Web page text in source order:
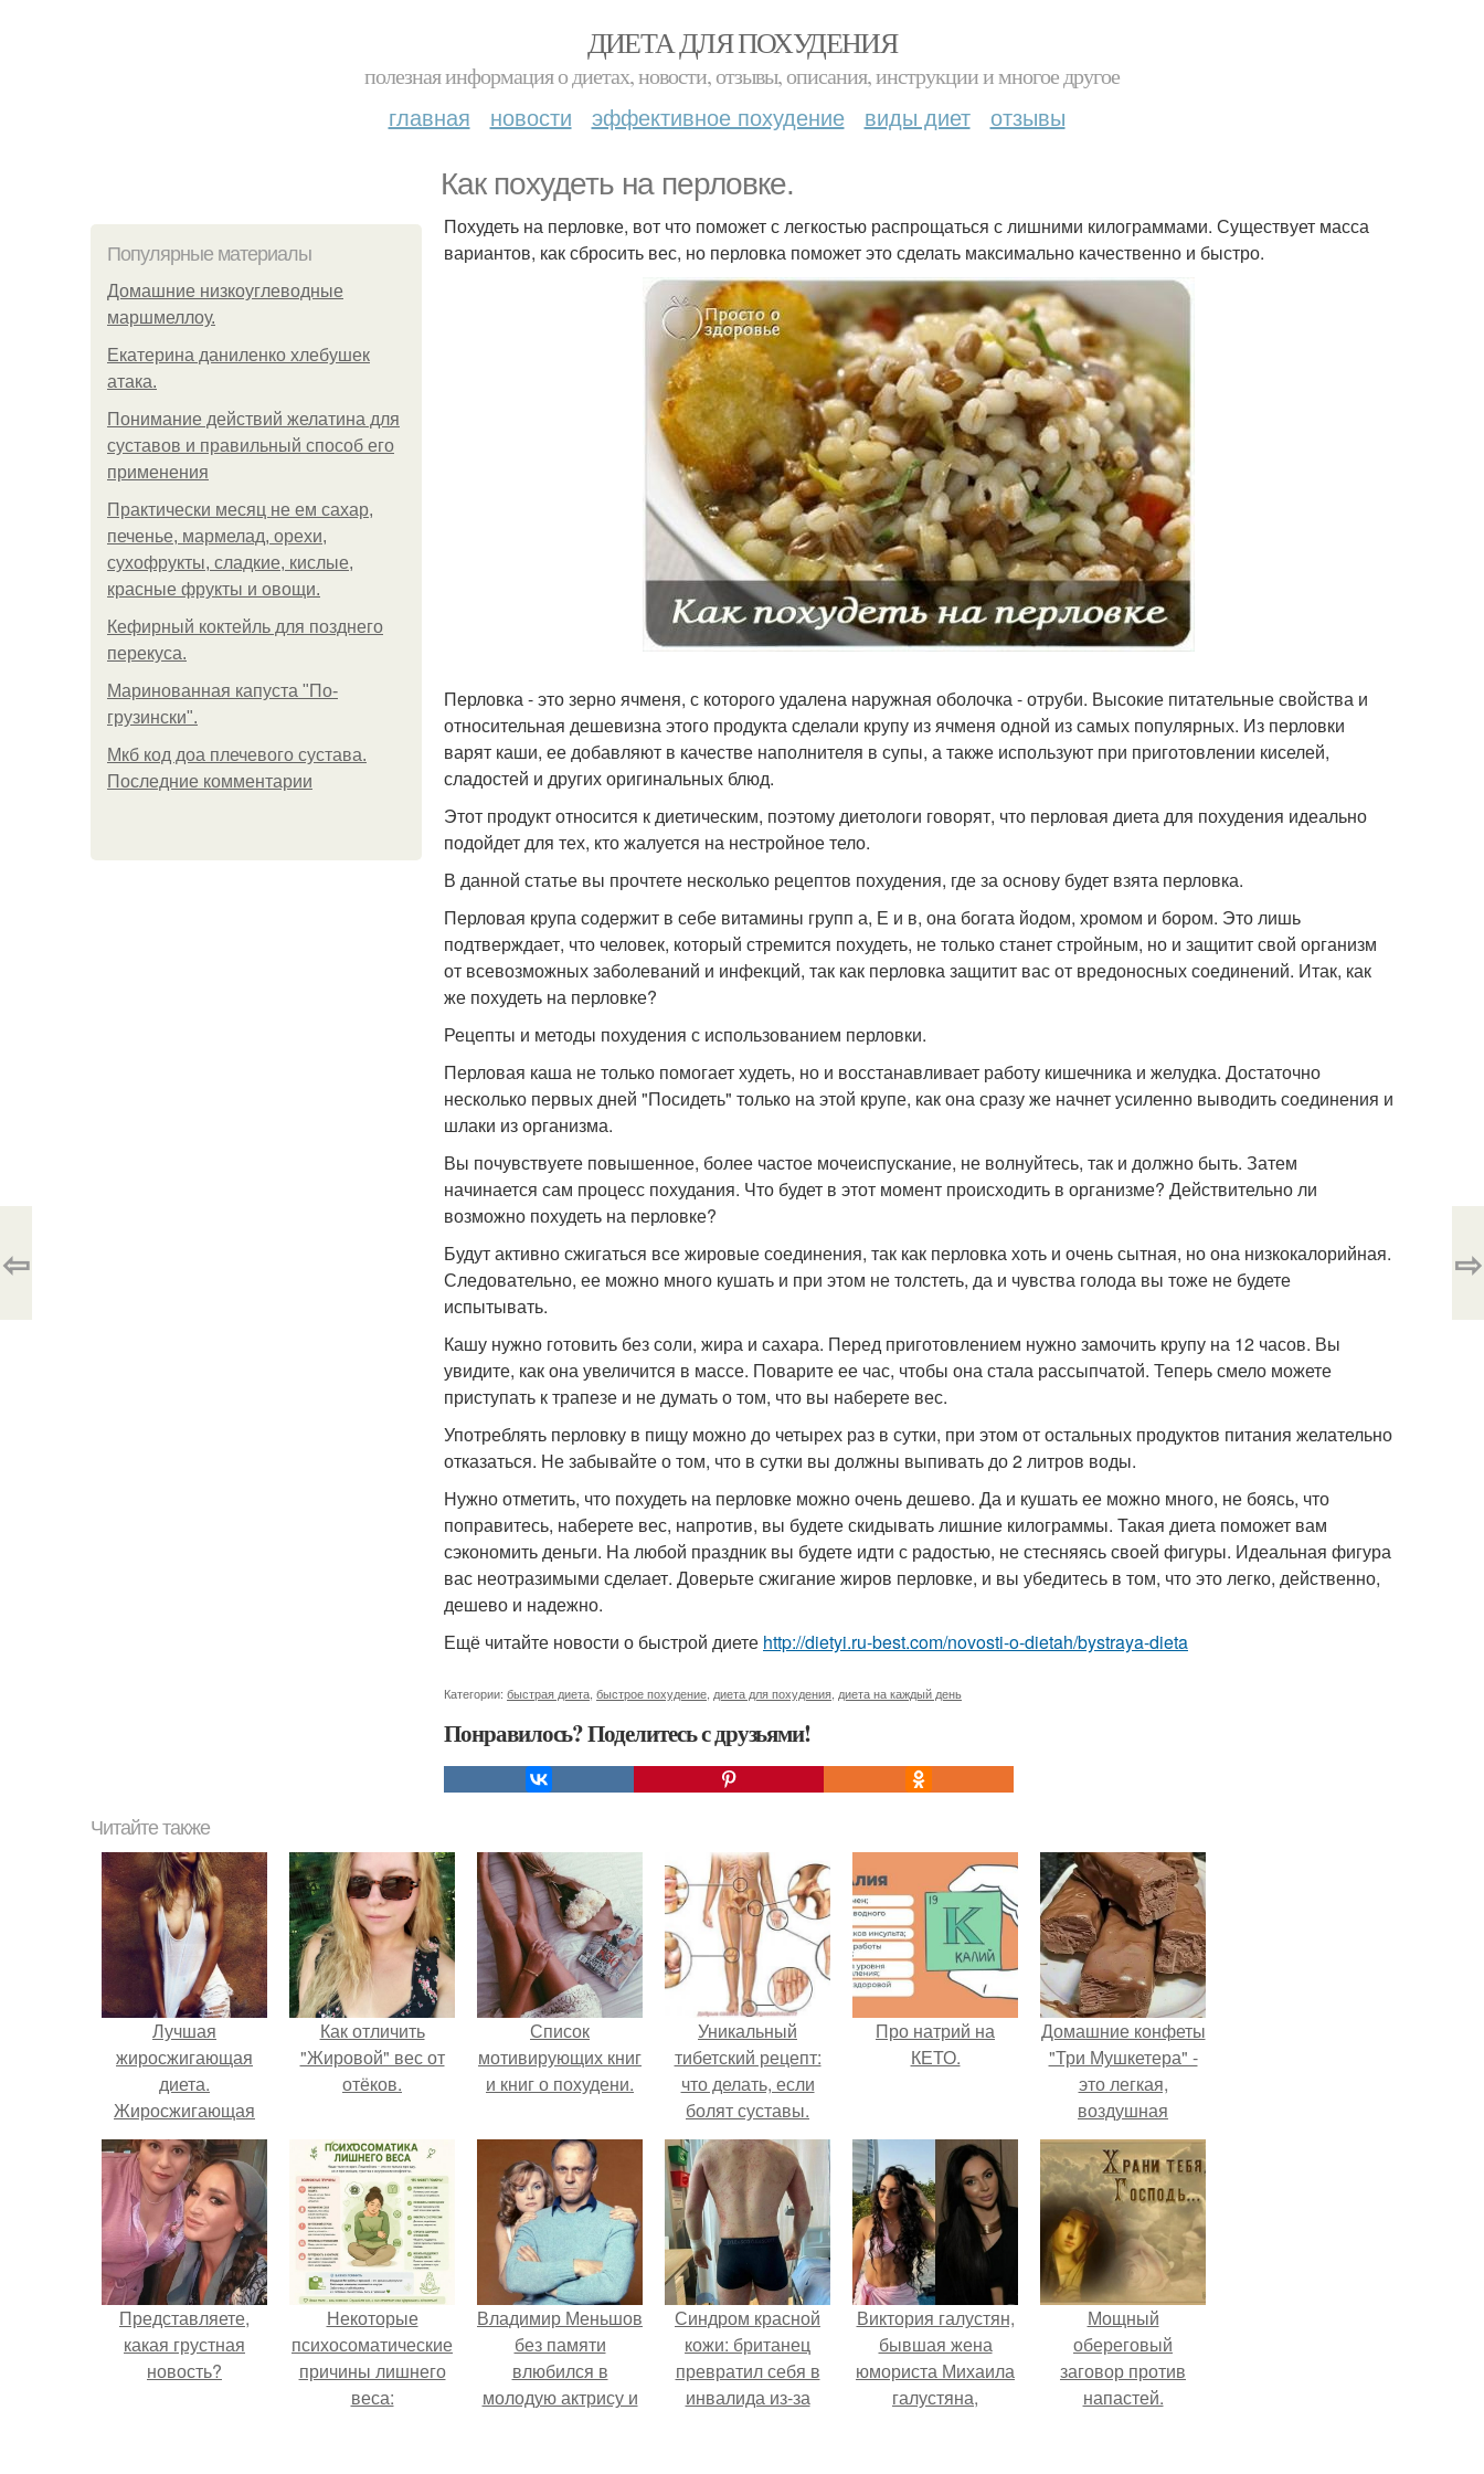
ДИЕТА ДЛЯ ПОХУДЕНИЯ
полезная информация о диетах, новости, отзывы, описания, инструкции и многое другое
главная новости эффективное похудение виды диет отзывы
Как похудеть на перловке.
Популярные материалы
Домашние низкоуглеводные
маршмеллоу.
Екатерина даниленко хлебушек
атака.
Понимание действий желатина для
суставов и правильный способ его
применения
Практически месяц не ем сахар,
печенье, мармелад, орехи,
сухофрукты, сладкие, кислые,
красные фрукты и овощи.
Кефирный коктейль для позднего
перекуса.
Маринованная капуста "По-
грузински".
Мкб код доа плечевого сустава.
Последние комментарии
Похудеть на перловке, вот что поможет с легкостью распрощаться с лишними килограммами. Существует масса
вариантов, как сбросить вес, но перловка поможет это сделать максимально качественно и быстро.
Перловка - это зерно ячменя, с которого удалена наружная оболочка - отруби. Высокие питательные свойства и
относительная дешевизна этого продукта сделали крупу из ячменя одной из самых популярных. Из перловки
варят каши, ее добавляют в качестве наполнителя в супы, а также используют при приготовлении киселей,
сладостей и других оригинальных блюд.
Этот продукт относится к диетическим, поэтому диетологи говорят, что перловая диета для похудения идеально
подойдет для тех, кто жалуется на нестройное тело.
В данной статье вы прочтете несколько рецептов похудения, где за основу будет взята перловка.
Перловая крупа содержит в себе витамины групп а, Е и в, она богата йодом, хромом и бором. Это лишь
подтверждает, что человек, который стремится похудеть, не только станет стройным, но и защитит свой организм
от всевозможных заболеваний и инфекций, так как перловка защитит вас от вредоносных соединений. Итак, как
же похудеть на перловке?
Рецепты и методы похудения с использованием перловки.
Перловая каша не только помогает худеть, но и восстанавливает работу кишечника и желудка. Достаточно
несколько первых дней "Посидеть" только на этой крупе, как она сразу же начнет усиленно выводить соединения и
шлаки из организма.
Вы почувствуете повышенное, более частое мочеиспускание, не волнуйтесь, так и должно быть. Затем
начинается сам процесс похудания. Что будет в этот момент происходить в организме? Действительно ли
возможно похудеть на перловке?
Будут активно сжигаться все жировые соединения, так как перловка хоть и очень сытная, но она низкокалорийная.
Следовательно, ее можно много кушать и при этом не толстеть, да и чувства голода вы тоже не будете
испытывать.
Кашу нужно готовить без соли, жира и сахара. Перед приготовлением нужно замочить крупу на 12 часов. Вы
увидите, как она увеличится в массе. Поварите ее час, чтобы она стала рассыпчатой. Теперь смело можете
приступать к трапезе и не думать о том, что вы наберете вес.
Употреблять перловку в пищу можно до четырех раз в сутки, при этом от остальных продуктов питания желательно
отказаться. Не забывайте о том, что в сутки вы должны выпивать до 2 литров воды.
Нужно отметить, что похудеть на перловке можно очень дешево. Да и кушать ее можно много, не боясь, что
поправитесь, наберете вес, напротив, вы будете скидывать лишние килограммы. Такая диета поможет вам
сэкономить деньги. На любой праздник вы будете идти с радостью, не стесняясь своей фигуры. Идеальная фигура
вас неотразимыми сделает. Доверьте сжигание жиров перловке, и вы убедитесь в том, что это легко, действенно,
дешево и надежно.
Ещё читайте новости о быстрой диете http://dietyi.ru-best.com/novosti-o-dietah/bystraya-dieta
Категории: быстрая диета быстрое похудение диета для похудения диета на каждый день
Понравилось? Поделитесь с друзьями!
⇦ ⇨
Читайте также
Лучшая
жиросжигающая
диета.
Жиросжигающая
диета.
Жиросжигающая
диета рассчитана
на неделю, за это
время можно
похудеть на 4-5
килограммов.
Как отличить
"Жировой" вес от
отёков.
Список
мотивирующих книг
и книг о похудени.
Уникальный
тибетский рецепт:
что делать, если
болят суставы.
Про натрий на
КЕТО.
Домашние конфеты
"Три Мушкетера" -
это легкая,
воздушная
шоколадная нуга,
покрытая
молочным
шоколадом.
Представляете,
какая грустная
новость?
Некоторые
психосоматические
причины лишнего
веса:
Владимир Меньшов
без памяти
влюбился в
молодую актрису и
Синдром красной
кожи: британец
превратил себя в
инвалида из-за
Виктория галустян,
бывшая жена
юмориста Михаила
галустяна,
Мощный
обереговый
заговор против
напастей.